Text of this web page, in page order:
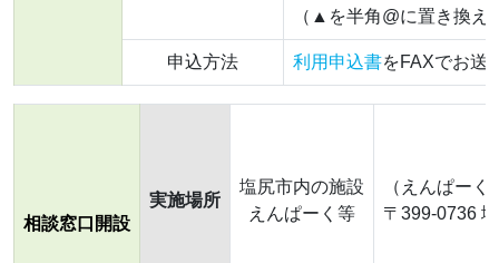
（▲を半角@に置き換え
申込方法 利用申込書をFAXでお送
相談窓口開設
実施場所
塩尻市内の施設
えんぱーく等
（えんぱーく
〒399-0736